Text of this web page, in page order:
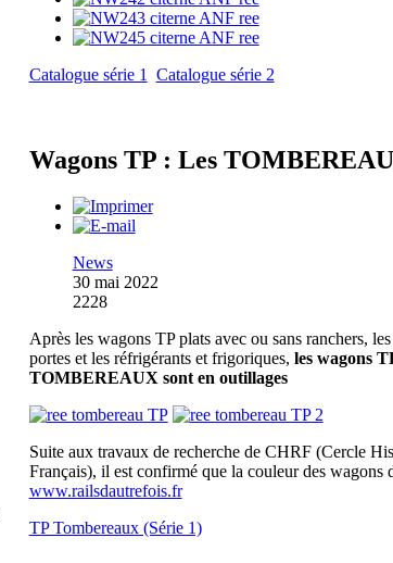
Catalogue série 1 Catalogue série 2
Wagons TP : Les
News
30 mai 2022
2228
Après les wagons TP plats avec ou sans ranchers,
portes et les réfrigérants et frigoriques, les wagons
TOMBEREAUX sont en outillages
Suite aux travaux de recherche de CHRF (Cercle
Français), il est confirmé que la couleur des wagons
www.railsdautrefois.fr
TP Tombereaux (Série 1)